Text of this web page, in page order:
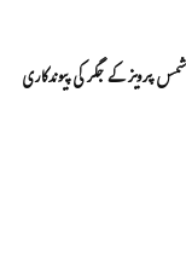
پرویز کے جگر کی پیوندکاری